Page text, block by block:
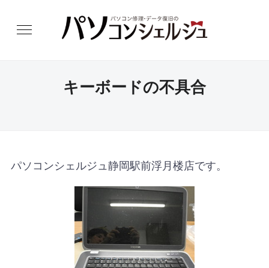
キーボードの不具合
パソコンシェルジュ静岡駅前浮月楼店です。